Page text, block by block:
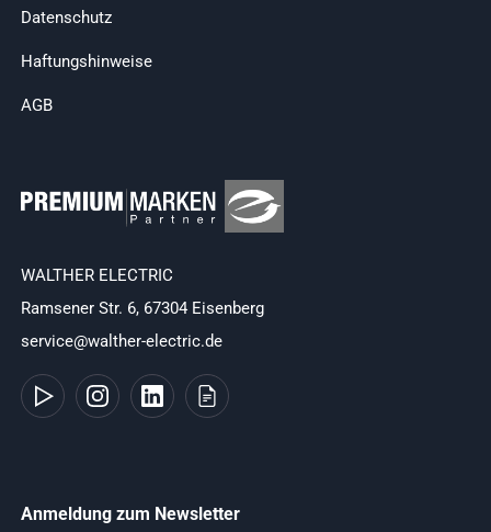
Datenschutz
Haftungshinweise
AGB
WALTHER ELECTRIC
Ramsener Str. 6, 67304 Eisenberg
service@walther-electric.de
Anmeldung zum Newsletter